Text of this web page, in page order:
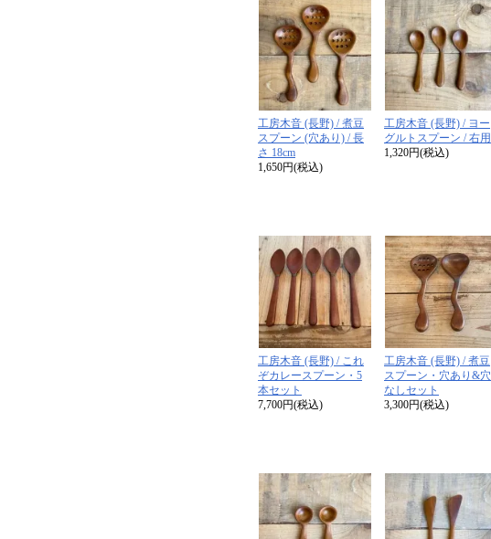
工房木音 (長野) / 煮豆
スプーン (穴あり) / 長
さ 18cm
1,650円(税込)
工房木音 (長野) / ヨー
グルトスプーン / 右用
1,320円(税込)
工房木音 (長野) / これ
ぞカレースプーン・5
本セット
7,700円(税込)
工房木音 (長野) / 煮豆
スプーン・穴あり&穴
なしセット
3,300円(税込)